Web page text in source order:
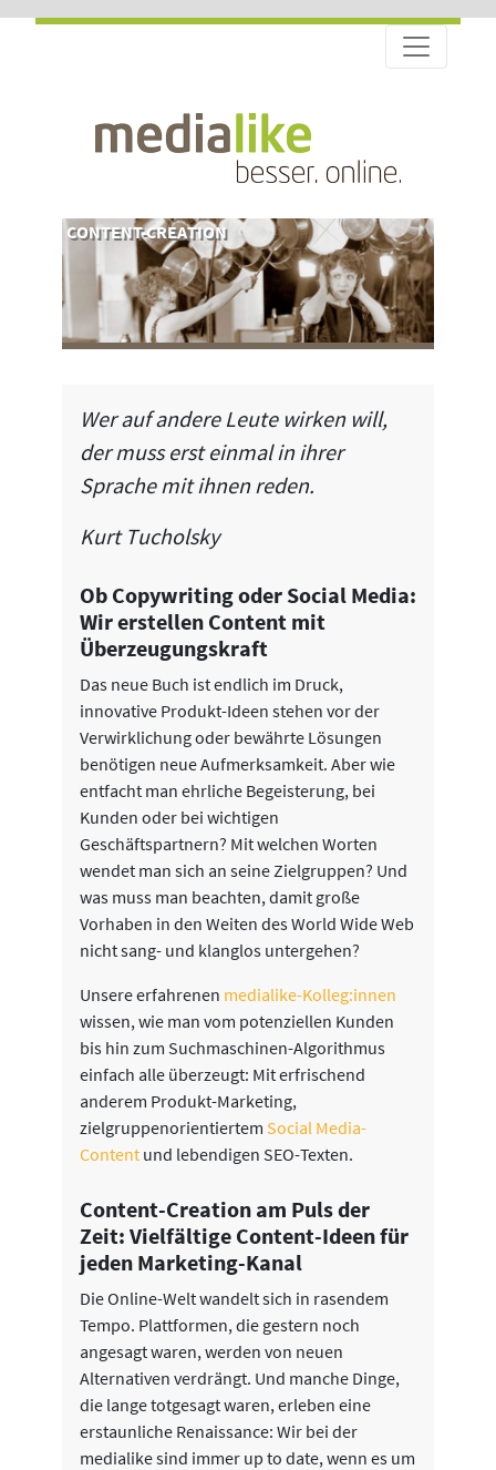
CONTENT-CREATION
Wer auf andere Leute wirken will,
der muss erst einmal in ihrer
Sprache mit ihnen reden.
Kurt Tucholsky
Ob Copywriting oder Social Media:
Wir erstellen Content mit
Überzeugungskraft
Das neue Buch ist endlich im Druck,
innovative Produkt-Ideen stehen vor der
Verwirklichung oder bewährte Lösungen
benötigen neue Aufmerksamkeit. Aber wie
entfacht man ehrliche Begeisterung, bei
Kunden oder bei wichtigen
Geschäftspartnern? Mit welchen Worten
wendet man sich an seine Zielgruppen? Und
was muss man beachten, damit große
Vorhaben in den Weiten des World Wide Web
nicht sang- und klanglos untergehen?
Unsere erfahrenen medialike-Kolleg:innen
wissen, wie man vom potenziellen Kunden
bis hin zum Suchmaschinen-Algorithmus
einfach alle überzeugt: Mit erfrischend
anderem Produkt-Marketing,
zielgruppenorientiertem Social Media-
Content und lebendigen SEO-Texten.
Content-Creation am Puls der
Zeit: Vielfältige Content-Ideen für
jeden Marketing-Kanal
Die Online-Welt wandelt sich in rasendem
Tempo. Plattformen, die gestern noch
angesagt waren, werden von neuen
Alternativen verdrängt. Und manche Dinge,
die lange totgesagt waren, erleben eine
erstaunliche Renaissance: Wir bei der
medialike sind immer up to date, wenn es um